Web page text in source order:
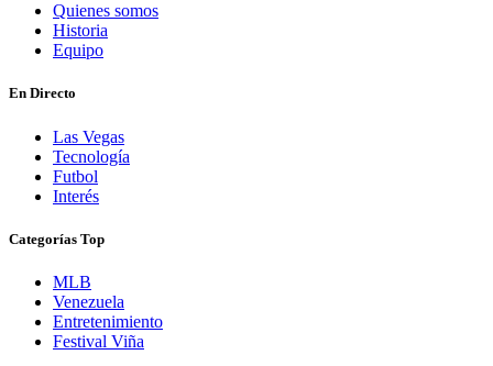
Quienes somos
Historia
Equipo
En Directo
Las Vegas
Tecnología
Futbol
Interés
Categorías Top
MLB
Venezuela
Entretenimiento
Festival Viña